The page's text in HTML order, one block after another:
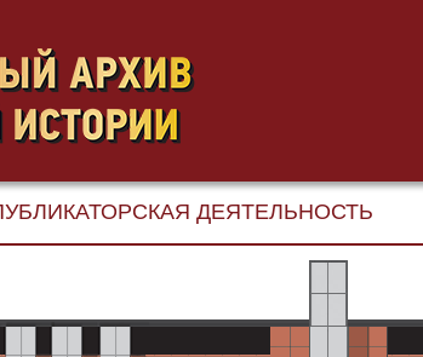
ДЕЯТЕЛЬНОСТЬ